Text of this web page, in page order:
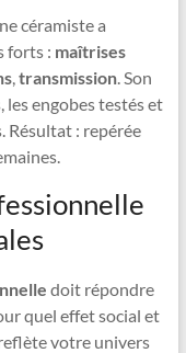
céramiste a
forts : maîtrises
,transmission. Son
engobes testés et
Résultat : repérée
doit répondre
quel effet social et
votre univers